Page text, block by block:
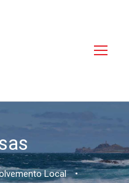
Local •